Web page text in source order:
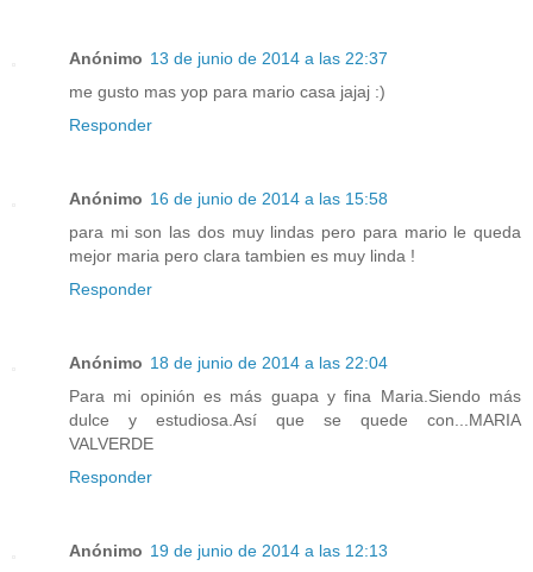
Anónimo 13 de junio de 2014 a las 22:37
me gusto mas yop para mario casa jajaj :)
Responder
Anónimo 16 de junio de 2014 a las 15:58
para mi son las dos muy lindas pero para mario le queda
mejor maria pero clara tambien es muy linda !
Responder
Anónimo 18 de junio de 2014 a las 22:04
Para mi opinión es más guapa y fina Maria.Siendo más
dulce y estudiosa.Así que se quede con...MARIA
VALVERDE
Responder
Anónimo 19 de junio de 2014 a las 12:13